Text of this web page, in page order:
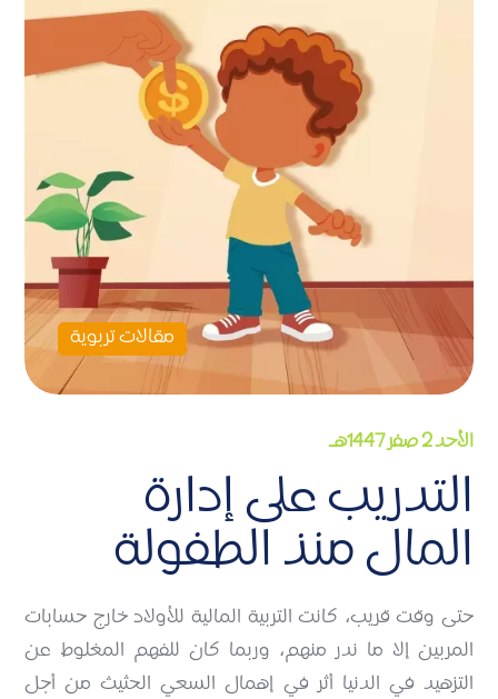
مقالات تربوية
الأحد 2 صفر 1447هـ
التدريب على إدارة
المال منذ الطفولة
حتى وقت قريب، كانت التربية المالية للأولاد خارج حسابات
المربين إلا ما ندر منهم، وربما كان للفهم المغلوط عن
التزهيد في الدنيا أثر في إهمال السعي الحثيث من أجل